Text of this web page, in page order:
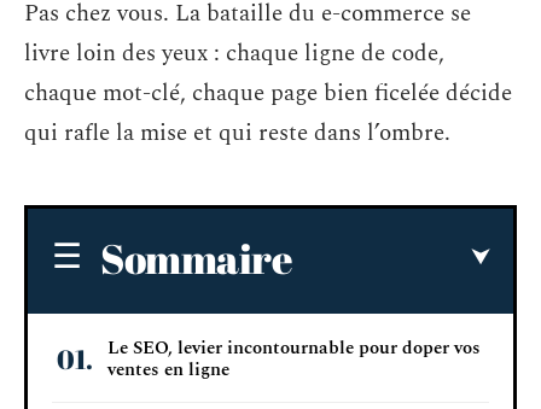
Pas chez vous. La bataille du e-commerce se
livre loin des yeux : chaque ligne de code,
chaque mot-clé, chaque page bien ficelée décide
qui rafle la mise et qui reste dans l’ombre.
Sommaire
Le SEO, levier incontournable pour doper vos
ventes en ligne